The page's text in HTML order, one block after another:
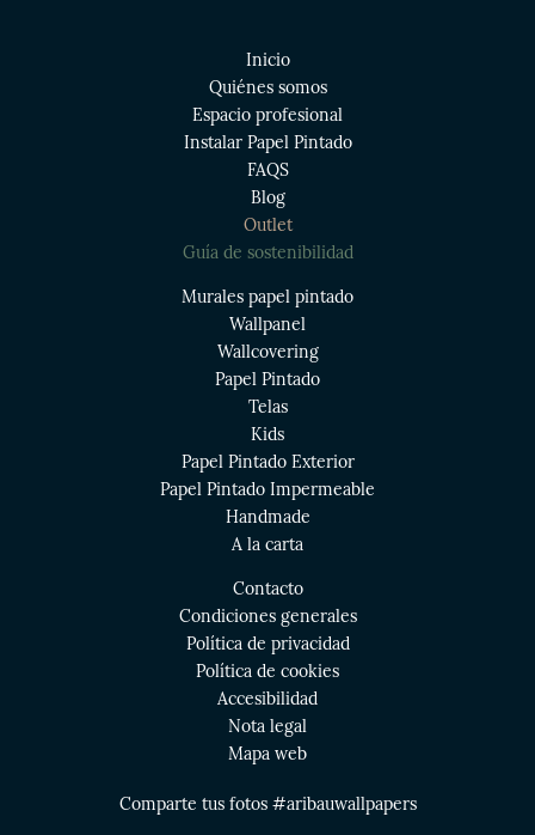
Inicio
Quiénes somos
Espacio profesional
Instalar Papel Pintado
FAQS
Blog
Outlet
Guía de sostenibilidad
Murales papel pintado
Wallpanel
Wallcovering
Papel Pintado
Telas
Kids
Papel Pintado Exterior
Papel Pintado Impermeable
Handmade
A la carta
Contacto
Condiciones generales
Política de privacidad
Política de cookies
Accesibilidad
Nota legal
Mapa web
Comparte tus fotos #aribauwallpapers